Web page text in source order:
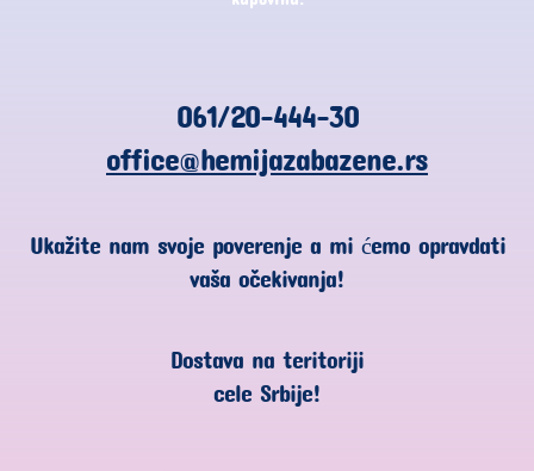
061/20-444-30
office@hemijazabazene.rs
Ukažite nam svoje poverenje a mi ćemo opravdati
vaša očekivanja!
Dostava na teritoriji
cele Srbije!